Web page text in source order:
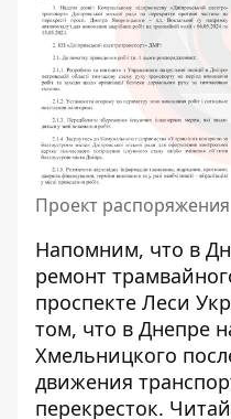
Проект распоряжения
Напомним, что в
ремонт
проспекте Леси
том, что в Днепре
Хмельницкого
движения
перекресток.